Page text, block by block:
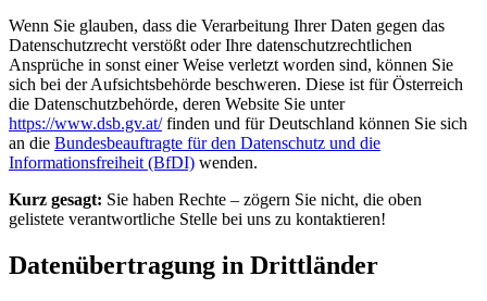
Wenn Sie glauben, dass die Verarbeitung Ihrer Daten gegen das
Datenschutzrecht verstößt oder Ihre datenschutzrechtlichen
Ansprüche in sonst einer Weise verletzt worden sind, können Sie
sich bei der Aufsichtsbehörde beschweren. Diese ist für Österreich
die Datenschutzbehörde, deren Website Sie unter
https://www.dsb.gv.at/finden und für Deutschland können Sie sich
an die Bundesbeauftragte für den Datenschutz und die
Informationsfreiheit (BfDI) wenden.
Kurz gesagt: Sie haben Rechte – zögern Sie nicht, die oben
gelistete verantwortliche Stelle bei uns zu kontaktieren!
Datenübertragung in Drittländer